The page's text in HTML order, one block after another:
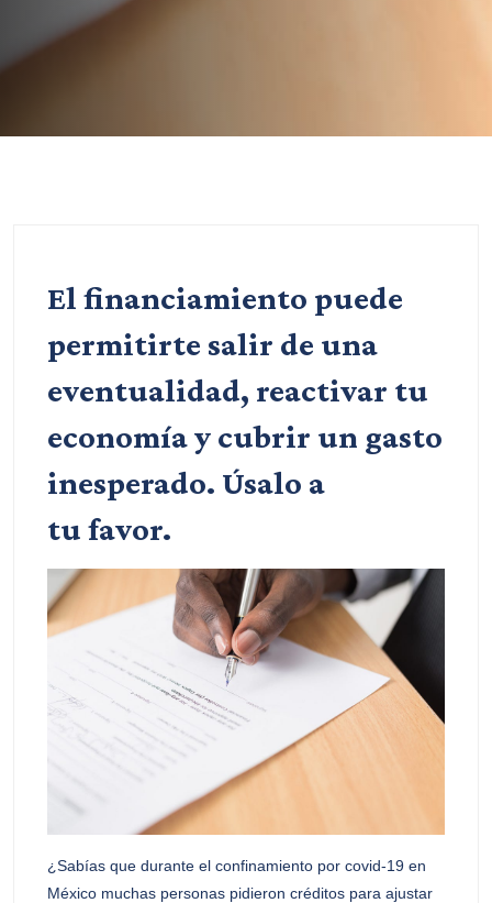
El financiamiento puede
permitirte salir de una
eventualidad, reactivar tu
economía y cubrir un gasto
inesperado. Úsalo a
tu favor.
¿Sabías que durante el confinamiento por covid-19 en
México muchas personas pidieron créditos para ajustar